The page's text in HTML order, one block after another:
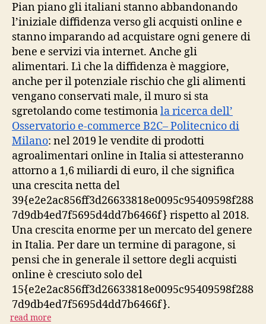
Pian piano gli italiani stanno abbandonando
l’iniziale diffidenza verso gli acquisti online e
stanno imparando ad acquistare ogni genere di
bene e servizi via internet. Anche gli
alimentari. Lì che la diffidenza è maggiore,
anche per il potenziale rischio che gli alimenti
vengano conservati male, il muro si sta
sgretolando come testimoniala ricerca dell’
Osservatorio e-commerce B2C– Politecnico di
Milano: nel 2019 le vendite di prodotti
agroalimentari online in Italia si attesteranno
attorno a 1,6 miliardi di euro, il che significa
una crescita netta del
39{e2e2ac856ff3d26633818e0095c95409598f288
7d9db4ed7f5695d4dd7b6466f} rispetto al 2018.
Una crescita enorme per un mercato del genere
in Italia. Per dare un termine di paragone, si
pensi che in generale il settore degli acquisti
online è cresciuto solo del
15{e2e2ac856ff3d26633818e0095c95409598f288
7d9db4ed7f5695d4dd7b6466f}.
read more